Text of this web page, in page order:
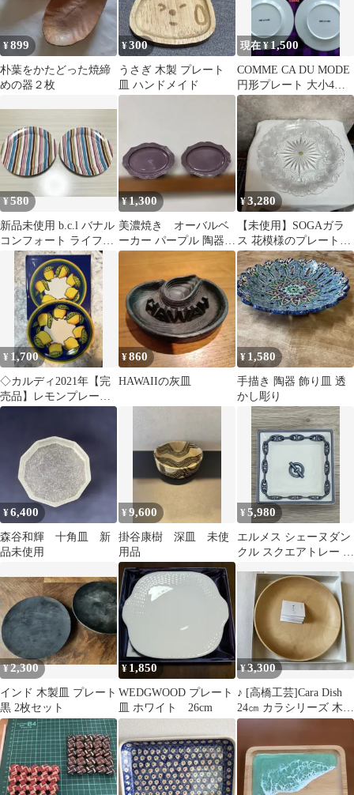
¥899
朴葉をかたどった焼締
めの器２枚
¥300
うさぎ 木製 プレート
皿 ハンドメイド
現在 ¥ 1,500
COMME CA DU MODE
円形プレート 大小4枚
セット
¥580
新品未使用 b.c.l バナル
コンフォート ライフス
タイル プレート 2枚 皿
¥1,300
美濃焼き オーバルベ
ーカー パープル 陶器
食器 電子レンジ対応 食
¥3,280
【未使用】SOGAガラ
ス 花模様のプレート
（エコメルカリ便）
¥ 1,700
◇カルディ2021年【完
売品】レモンプレー
ト:::新品未使用品:::食
¥860
HAWAIIの灰皿
¥ 1,580
手描き 陶器 飾り皿 透
かし彫り
¥6,400
森谷和輝 十角皿 新
品未使用
¥9,600
掛谷康樹 深皿 未使
用品
¥5,980
エルメス シェーヌダン
クル スクエアトレー 小
¥2,300
インド 木製皿 プレート
黒 2枚セット
¥ 1,850
WEDGWOOD プレート
皿 ホワイト 26cm
¥3,300
♪ [高橋工芸]Cara Dish
24㎝ カラシリーズ 木製
皿